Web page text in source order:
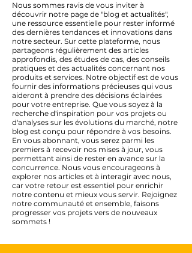
Nous sommes ravis de vous inviter à
découvrir notre page de "blog et actualités",
une ressource essentielle pour rester informé
des dernières tendances et innovations dans
notre secteur. Sur cette plateforme, nous
partageons régulièrement des articles
approfondis, des études de cas, des conseils
pratiques et des actualités concernant nos
produits et services. Notre objectif est de vous
fournir des informations précieuses qui vous
aideront à prendre des décisions éclairées
pour votre entreprise. Que vous soyez à la
recherche d'inspiration pour vos projets ou
d'analyses sur les évolutions du marché, notre
blog est conçu pour répondre à vos besoins.
En vous abonnant, vous serez parmi les
premiers à recevoir nos mises à jour, vous
permettant ainsi de rester en avance sur la
concurrence. Nous vous encourageons à
explorer nos articles et à interagir avec nous,
car votre retour est essentiel pour enrichir
notre contenu et mieux vous servir. Rejoignez
notre communauté et ensemble, faisons
progresser vos projets vers de nouveaux
sommets !